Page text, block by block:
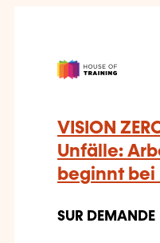
VISION
Unfälle:
beginnt bei
SUR DEMANDE